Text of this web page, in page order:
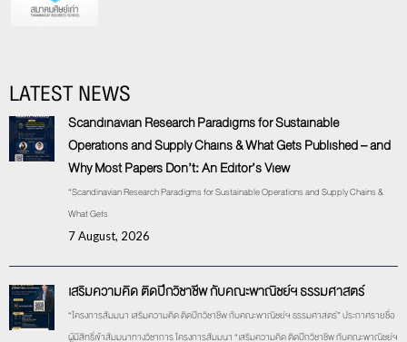
LATEST NEWS
Scandinavian Research Paradigms for Sustainable
Operations and Supply Chains & What Gets Published – and
Why Most Papers Don’t: An Editor’s View
“Scandinavian Research Paradigms for Sustainable Operations and Supply Chains &
What Gets
7 August, 2026
เสริมความคิด ติดปีกวิชาชีพ กับคณะพาณิชย์ฯ ธรรมศาสตร์
“โครงการสัมมนา เสริมความคิด ติดปีกวิชาชีพ กับคณะพาณิชย์ฯ ธรรมศาสตร์” ประกาศรายชื่อ
ผู้มีสิทธิ์เข้าสัมมนาทางวิชาการ โครงการสัมมนา “เสริมความคิด ติดปีกวิชาชีพ กับคณะพาณิชย์ฯ